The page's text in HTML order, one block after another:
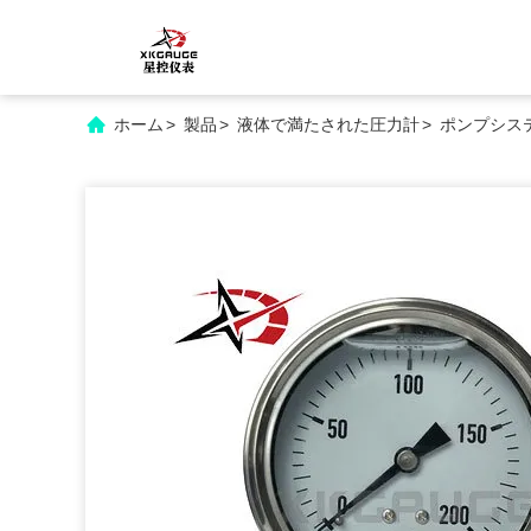
ホーム > 製品> 液体で満たされた圧力計> ポンプシス